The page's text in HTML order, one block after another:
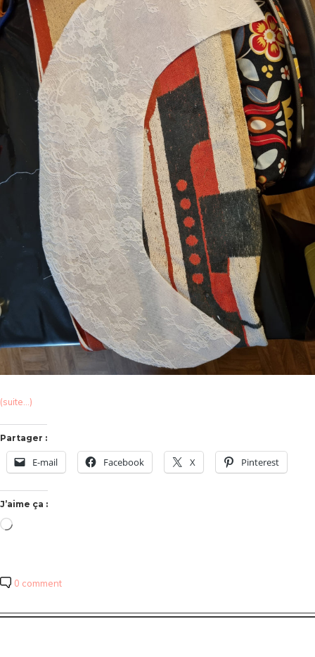
(suite…)
Partager :
E-mail Facebook X Pinterest
J’aime ça :
Chargement…
0 comment